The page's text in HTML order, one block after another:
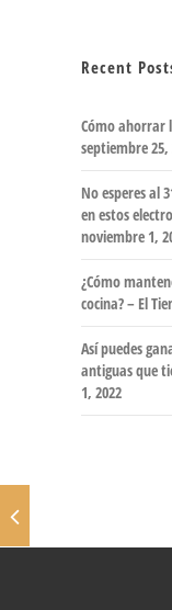
Recent
Cómo ahorrar
septiembre 25,
No esperes al
en estos
noviembre 1,
¿Cómo
cocina? – El
Así puedes
antiguas que
1, 2022